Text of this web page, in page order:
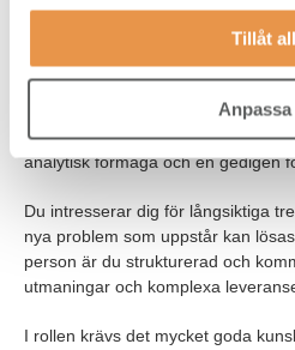
Tillåt
Anpassa
intäktsgenererande
redo för en ny utmaning. Du har
affärsutveckling eller M&A på ett
på ett managementbolag som
Manager på ett PE/VC bolag. Du
för affärs- och intäktsdrivande
analytisk förmåga och en gedigen
Du intresserar dig för långsiktiga
nya problem som uppstår kan
person är du strukturerad och
utmaningar och komplexa
I rollen krävs det mycket goda